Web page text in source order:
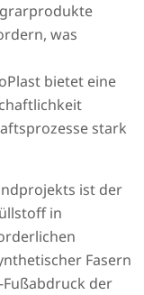
was
bietet eine
stark
ist der
in
Fasern
der